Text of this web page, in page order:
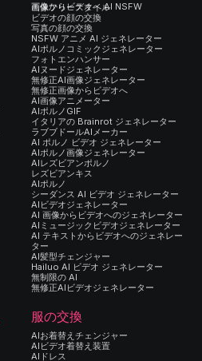
画像からビデオへ AI NSFW
画像フリースタイル
ビデオの顔の交換
写真の顔の交換
NSFW アニメ AI ジェネレーター
AIポルノコミックジェネレーター
フォトエンハンサー
AIヌードジェネレーター
無修正AI画像ジェネレーター
無修正画像からビデオへ
AI画像アニメーター
AIポルノGIF
イタリアの Brainrot ジェネレーター
ラブブドールAIメーカー
AI ポルノ ビデオ ジェネレーター
AIポルノ画像ジェネレーター
AIレズビアンポルノ
レズビアンキス
AIポルノ
シーダンス AI ビデオ ジェネレーター
AIビデオジェネレーター
AI 画像からビデオへのジェネレーター
AIミュージックビデオジェネレーター
AI テキストからビデオへのジェネレー
ター
AI髪型チェンジャー
Hailuo AI ビデオ ジェネレーター
無制限の AI
無修正AIビデオジェネレーター
服の交換
AIお着替えチェンジャー
AIビデオ着替え装置
AIドレス